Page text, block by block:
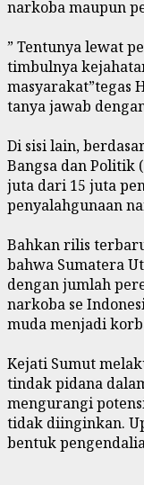
narkoba maupun
‎” Tentunya lewat
timbulnya
masyarakat”tegas
tanya jawab
‎Di sisi lain,
Bangsa dan Politik
juta dari 15 juta
penyalahgunaan
‎Bahkan rilis
bahwa Sumatera
dengan jumlah
narkoba se
muda menjadi
‎Kejati Sumut
tindak pidana
mengurangi
tidak diinginkan.
bentuk